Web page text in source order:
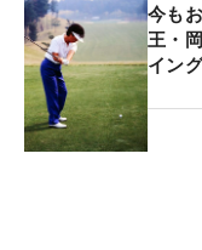
今も
王・
イン